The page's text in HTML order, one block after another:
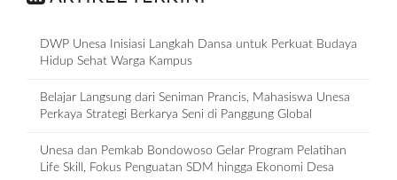
DWP Unesa Inisiasi Langkah Dansa untuk Perkuat Budaya
Hidup Sehat Warga Kampus
Belajar Langsung dari Seniman Prancis, Mahasiswa Unesa
Perkaya Strategi Berkarya Seni di Panggung Global
Unesa dan Pemkab Bondowoso Gelar Program Pelatihan
Life Skill, Fokus Penguatan SDM hingga Ekonomi Desa